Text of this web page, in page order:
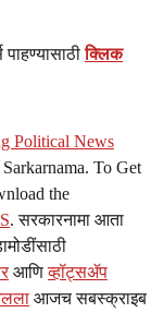
क्लिक
Political News
Sarkarnama. To Get
the
. सरकारनामा आता
आणिव्हॉट्सॲप
आजच सबस्क्राइब